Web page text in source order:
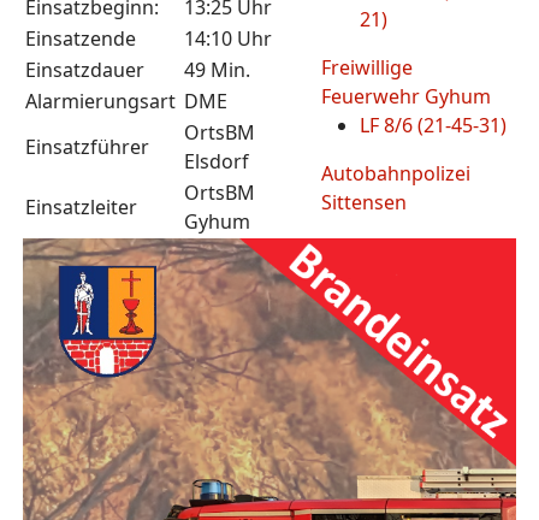
Einsatzbeginn:
13:25 Uhr
Einsatzende
14:10 Uhr
Einsatzdauer
49 Min.
Alarmierungsart DME
Einsatzführer
OrtsBM
Elsdorf
Einsatzleiter
OrtsBM
Gyhum
21)
Freiwillige
Feuerwehr Gyhum
LF 8/6 (21-45-31)
Autobahnpolizei
Sittensen